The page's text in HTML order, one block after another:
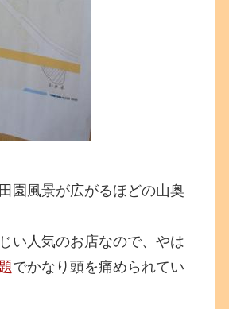
園風景が広がるほどの山奥
い人気のお店なので、やは
でかなり頭を痛められてい